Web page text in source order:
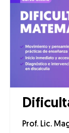
Prof. Lic.